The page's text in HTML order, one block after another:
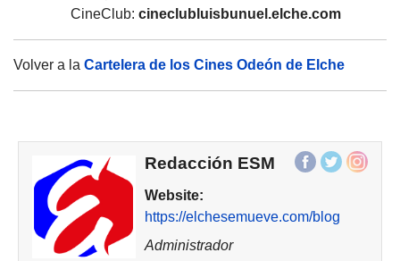
CineClub: cineclubluisbunuel.elche.com
Volver a la Cartelera de los Cines Odeón de Elche
Redacción ESM
Website:
https://elchesemueve.com/blog
Administrador